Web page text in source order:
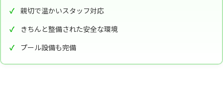
親切で温かいスタッフ対応
きちんと整備された安全な環境
プール設備も完備